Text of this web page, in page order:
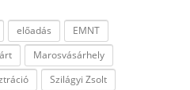
előadás
EMNT
Marosvásárhely
Szilágyi Zsolt